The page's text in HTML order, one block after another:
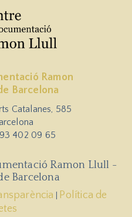
Ramon
Barcelona
Catalanes, 585
402 09 65
Ramon Llull -
Barcelona
Política de